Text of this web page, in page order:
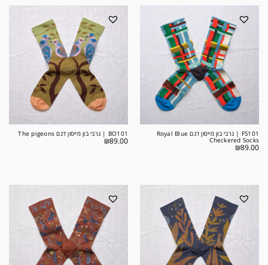
FS101 | גרבי בון מייסון דגם Royal Blue
Checkered Socks
₪89.00
BO101 | גרבי בון מייסון דגם The pigeons
₪89.00